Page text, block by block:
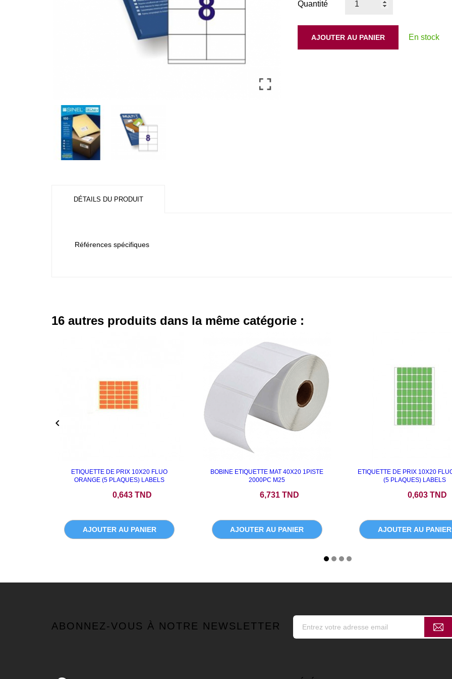
Quantité
AJOUTER AU PANIER En stock
DÉTAILS DU PRODUIT
Références spécifiques
16 autres produits dans la même catégorie :
ETIQUETTE DE PRIX 10X20 FLUO
ORANGE (5 PLAQUES) LABELS
0,643 TND
AJOUTER AU PANIER
BOBINE ETIQUETTE MAT 40X20 1PISTE
2000PC M25
6,731 TND
AJOUTER AU PANIER
ETIQUETTE DE PRIX 10X20
(5 PLAQUES) LABELS
0,603 TND
AJOUTER AU PANIER

ABONNEZ-VOUS À NOTRE NEWSLETTER